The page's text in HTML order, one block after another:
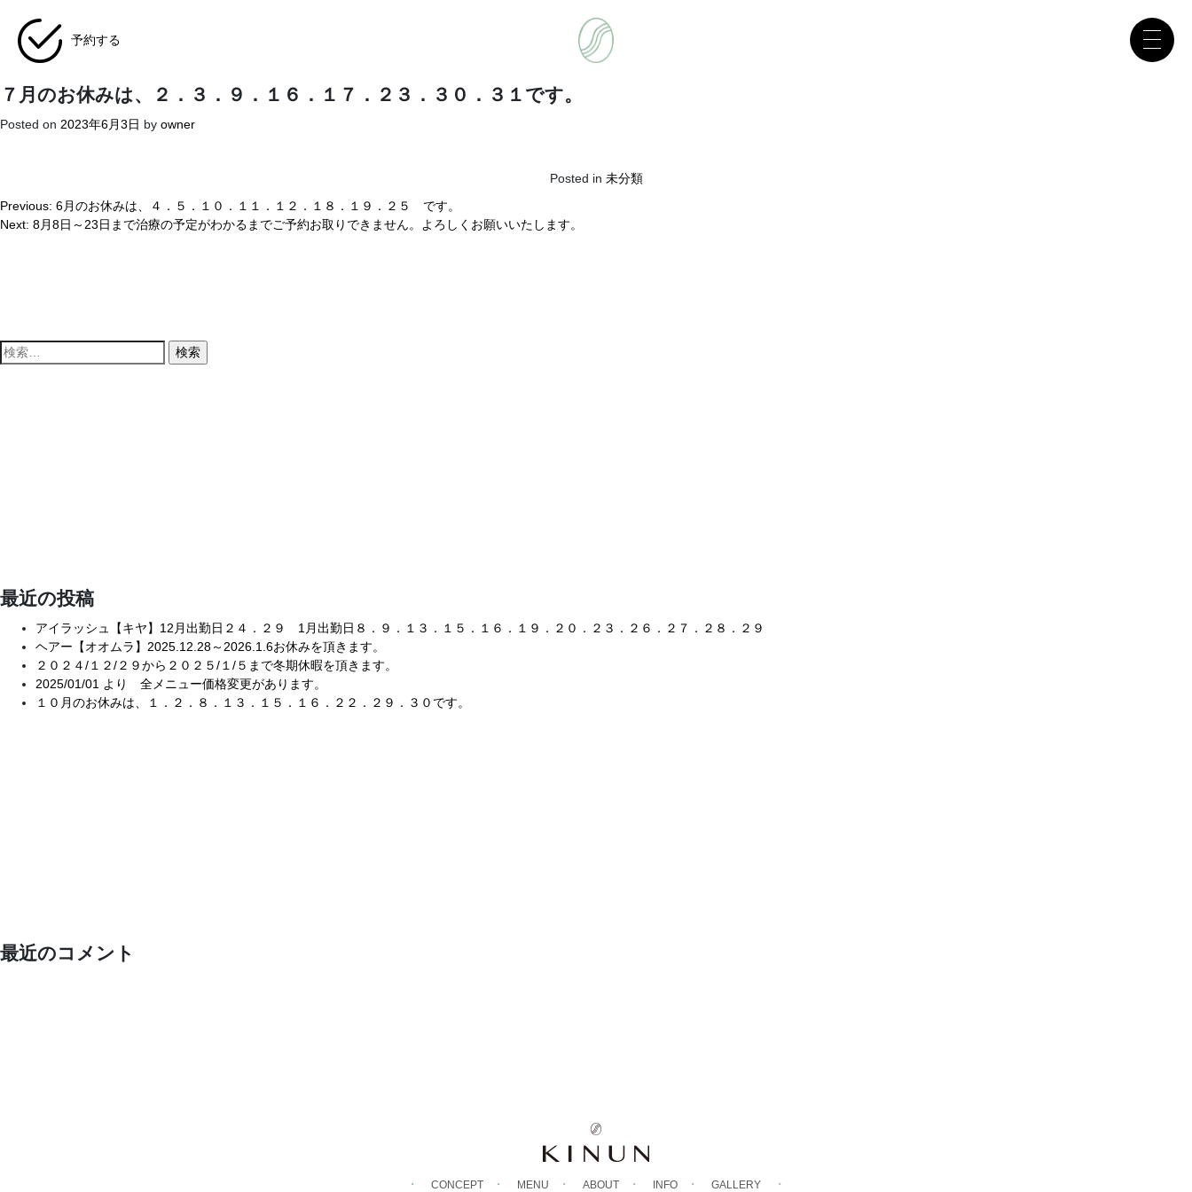
予約する
７月のお休みは、２．３．９．１６．１７．２３．３０．３１です。
Posted on 2023年6月3日 by owner
Posted in 未分類
投
ー
Previous: 6月のお休みは、４．５．１０．１１．１２．１８．１９．２５ です。
Next: 8月8日～23日まで治療の予定がわかるまでご予約お取りできません。よろしくお願いいたします。
検
索
最近の投稿
アイラッシュ【キヤ】12月出勤日２４．２９ 1月出勤日８．９．１３．１５．１６．１９．２０．２３．２６．２７．２８．２９
ヘアー【オオムラ】2025.12.28～2026.1.6お休みを頂きます。
２０２４/１２/２９から２０２５/１/５まで冬期休暇を頂きます。
2025/01/01 より 全メニュー価格変更があります。
１０月のお休みは、１．２．８．１３．１５．１６．２２．２９．３０です。
最近のコメント
CONCEPT MENU ABOUT INFO GALLERY